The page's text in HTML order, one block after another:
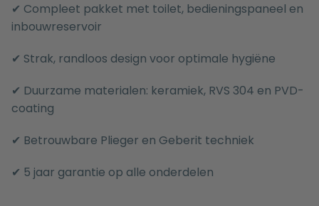
✔ Compleet pakket met toilet, bedieningspaneel en
inbouwreservoir
✔ Strak, randloos design voor optimale hygiëne
✔ Duurzame materialen: keramiek, RVS 304 en PVD-
coating
✔ Betrouwbare Plieger en Geberit techniek
✔ 5 jaar garantie op alle onderdelen